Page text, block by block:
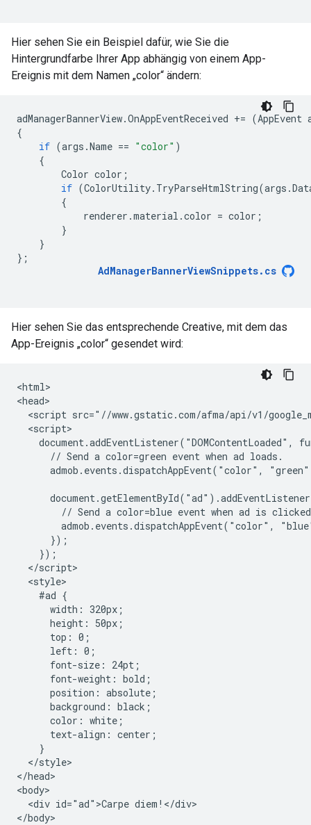
Hier sehen Sie ein Beispiel dafür, wie Sie die
Hintergrundfarbe Ihrer App abhängig von einem App-
Ereignis mit dem Namen „color“ ändern:
adManagerBannerView.OnAppEventReceived += (AppEvent
{
if (args .Name == "color" )
{
Color color ;
if (ColorUtility. TryParseHtmlString(args .
{
renderer .material .color = color ;
}
}
};
AdManagerBannerViewSnippets. cs
Hier sehen Sie das entsprechende Creative, mit dem das
App-Ereignis „color“ gesendet wird:
<html>
<head>
<script src="//www.gstatic.com/afma/api/v1/
  <script>
document.addEventListener("DOMContentLoaded",
      // Send a color=green event when ad loads.
admob.events.dispatchAppEvent("color",
// Send a color=blue event when ad is
admob.events.dispatchAppEvent("color",
      });
    });
  </script>
  <style>
    #ad {
      width: 320px;
      height: 50px;
      top: 0;
      left: 0;
      font-size: 24pt;
      font-weight: bold;
      position: absolute;
      background: black;
      color: white;
      text-align: center;
    }
  </style>
</head>
<body>
  <div id="ad">Carpe diem!</div>
</body>